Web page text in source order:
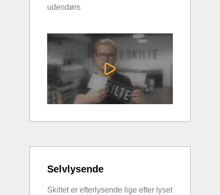
udendørs
Selvlysende
Skiltet er efterlysende lige efter lyset